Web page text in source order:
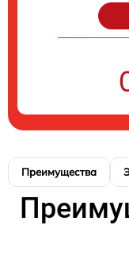
Преимущества